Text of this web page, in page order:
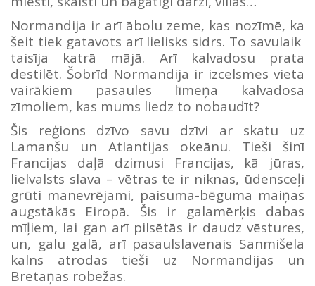
Normandija ir arī ābolu zeme, kas nozīmē, ka
šeit tiek gatavots arī lielisks sidrs. To savulaik
taisīja katrā mājā. Arī kalvadosu prata
destilēt. Šobrīd Normandija ir izcelsmes vieta
vairākiem pasaules līmeņa kalvadosa
zīmoliem, kas mums liedz to nobaudīt?
Šis reģions dzīvo savu dzīvi ar skatu uz
Lamanšu un Atlantijas okeānu. Tieši šinī
Francijas daļā dzimusi Francijas, kā jūras,
lielvalsts slava – vētras te ir niknas, ūdensceļi
grūti manevrējami, paisuma-bēguma maiņas
augstākās Eiropā. Šis ir galamērķis dabas
mīļiem, lai gan arī pilsētās ir daudz vēstures,
un, galu galā, arī pasaulslavenais Sanmišela
kalns atrodas tieši uz Normandijas un
Bretaņas robežas.